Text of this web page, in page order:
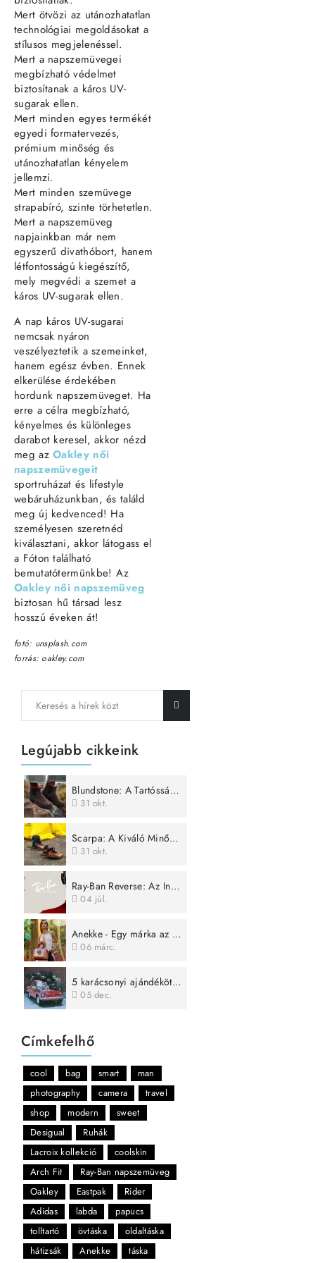
Mert ötvözi az utánozhatatlan
technológiai megoldásokat a
stílusos megjelenéssel.
Mert a napszemüvegei
megbízható védelmet
biztosítanak a káros UV-
sugarak ellen.
Mert minden egyes termékét
egyedi formatervezés,
prémium minőség és
utánozhatatlan kényelem
jellemzi.
Mert minden szemüvege
strapabíró, szinte törhetetlen.
Mert a napszemüveg
napjainkban már nem
egyszerű divathóbort, hanem
létfontosságú kiegészítő,
mely megvédi a szemet a
káros UV-sugarak ellen.
A nap káros UV-sugarai
nemcsak nyáron
veszélyeztetik a szemeinket,
hanem egész évben. Ennek
elkerülése érdekében
hordunk napszemüveget. Ha
erre a célra megbízható,
kényelmes és különleges
darabot keresel, akkor nézd
meg azOakley női
napszemüvegeit
sportruházat és lifestyle
webáruházunkban, és találd
meg új kedvenced! Ha
személyesen szeretnéd
kiválasztani, akkor látogass el
a Fóton található
bemutatótermünkbe! Az
Oakley női napszemüveg
biztosan hű társad lesz
hosszú éveken át!
fotó: unsplash.com
forrás: oakley.com
Legújabb cikkeink
Blundstone: A Tartósság és Időtálló Stílus Megtestesítője
31 okt.
Scarpa: A Kiváló Minőség és Innováció Szimbóluma
31 okt.
Ray-Ban Reverse: Az Innováció és Fenntarthatóság Új Dimenziója
04 júl.
Anekke - Egy márka az erős nők jegyében
06 márc.
5 karácsonyi ajándékötlet férfiaknak!
05 dec.
Címkefelhő
cool bag smart
man
photography
camera
travel
shop
modern
sweet
Desigual
Ruhák
Lacroix kollekció
coolskin
Arch Fit
Ray-Ban napszemüveg
Oakley
Eastpak
Rider
Adidas
labda
papucs
tolltartó
övtáska
oldaltáska
hátizsák
Anekke
táska